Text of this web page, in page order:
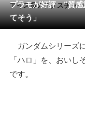
メディア
注目記事を集めた総合
ITの今と未来を見通す
プラモが好評 “質感
てそう」
アイス風のテクスチャ
ガンダムシリーズ
「ハロ」を、おいし
です。